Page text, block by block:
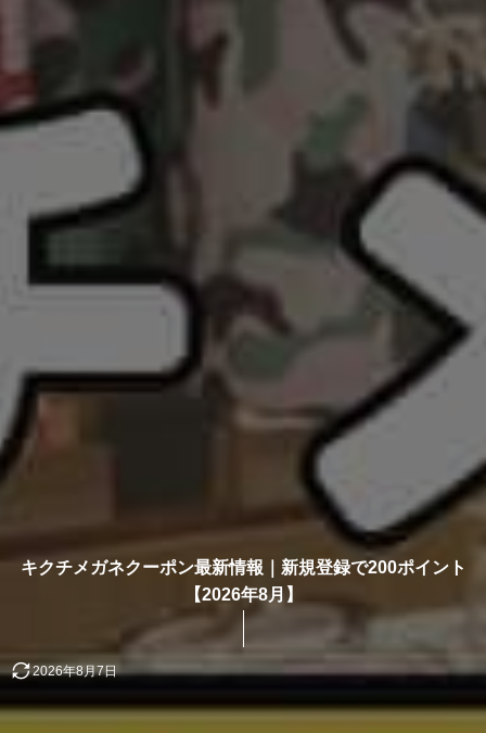
キクチメガネクーポン最新情報｜新規登録で200ポイント
【2026年8月】
2026年8月7日